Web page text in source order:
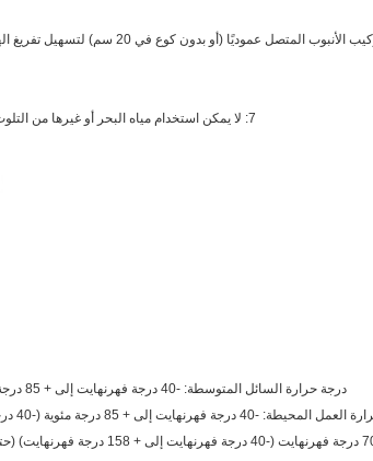
7: لا يمكن استخدام مياه البحر أو غيرها من التلوث الثقيل مع سائل شوائب الحبوب الكبيرة كوسيط سائل.
درجة حرارة السائل المتوسطة: -40 درجة فهرنهايت إلى + 85 درجة مئوية (-40 درجة فهرنهايت إلى + 185 درجة فهرنهايت)
فهرنهايت إلى + 85 درجة مئوية (-40 درجة فهرنهايت إلى + 185 درجة فهرنهايت) الرطوبة ≤90٪